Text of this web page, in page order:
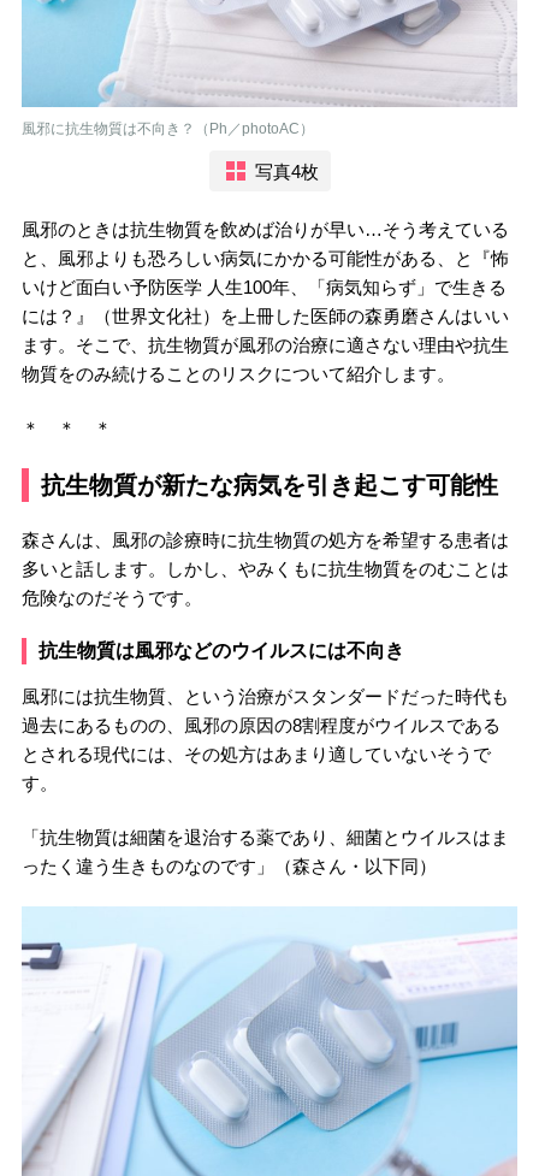
風邪に抗生物質は不向き？（Ph／photoAC）
写真4枚
風邪のときは抗生物質を飲めば治りが早い…そう考えている
と、風邪よりも恐ろしい病気にかかる可能性がある、と『怖
いけど面白い予防医学 人生100年、「病気知らず」で生きる
には？』（世界文化社）を上冊した医師の森勇磨さんはいい
ます。そこで、抗生物質が風邪の治療に適さない理由や抗生
物質をのみ続けることのリスクについて紹介します。
＊ ＊ ＊
抗生物質が新たな病気を引き起こす可能性
森さんは、風邪の診療時に抗生物質の処方を希望する患者は
多いと話します。しかし、やみくもに抗生物質をのむことは
危険なのだそうです。
抗生物質は風邪などのウイルスには不向き
風邪には抗生物質、という治療がスタンダードだった時代も
過去にあるものの、風邪の原因の8割程度がウイルスである
とされる現代には、その処方はあまり適していないそうで
す。
「抗生物質は細菌を退治する薬であり、細菌とウイルスはま
ったく違う生きものなのです」（森さん・以下同）